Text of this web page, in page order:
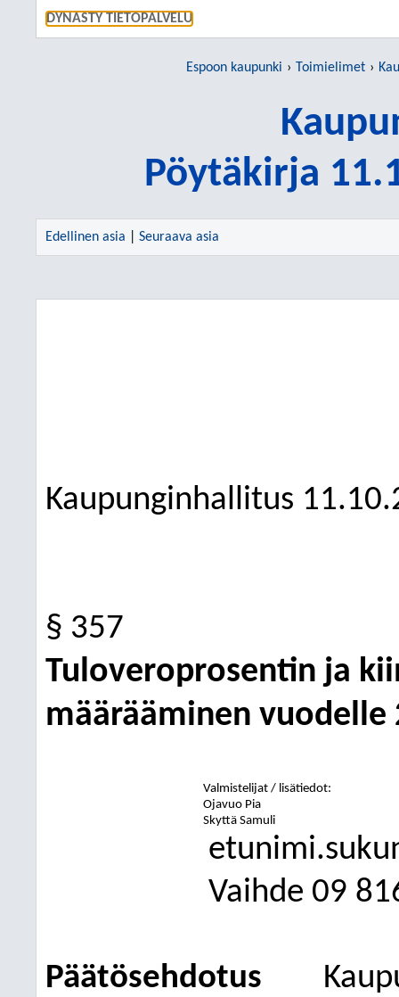
DYNASTY TIETOPALVELU
Espoon kaupunki Toimielimet
Pöytäkirja
Edellinen asia Seuraava asia
Kaupunginhallitus
§ 357
Tuloveroprosentin ja
määrääminen vuodelle
Valmistelijat / lisätiedot:
Ojavuo Pia
Skyttä Samuli
Vaihde 09
Päätösehdotus